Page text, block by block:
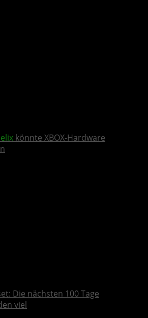
könnte XBOX-Hardware
Die nächsten 100 Tage
viel